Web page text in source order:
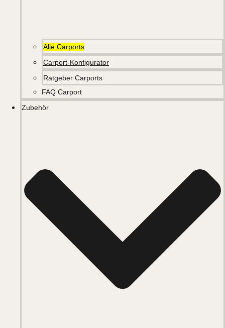
Alle Carports
Carport-Konfigurator
Ratgeber Carports
FAQ Carport
Zubehör